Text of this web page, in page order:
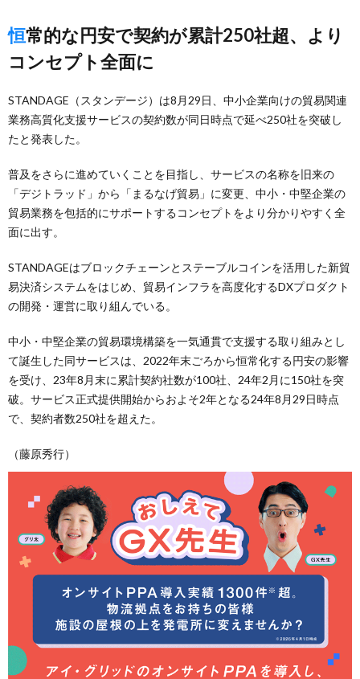
恒常的な円安で契約が累計250社超、より
コンセプト全面に
STANDAGE（スタンデージ）は8月29日、中小企業向けの貿易関連
業務高質化支援サービスの契約数が同日時点で延べ250社を突破し
たと発表した。
普及をさらに進めていくことを目指し、サービスの名称を旧来の
「デジトラッド」から「まるなげ貿易」に変更、中小・中堅企業の
貿易業務を包括的にサポートするコンセプトをより分かりやすく全
面に出す。
STANDAGEはブロックチェーンとステーブルコインを活用した新貿
易決済システムをはじめ、貿易インフラを高度化するDXプロダクト
の開発・運営に取り組んでいる。
中小・中堅企業の貿易環境構築を一気通貫で支援する取り組みとし
て誕生した同サービスは、2022年末ごろから恒常化する円安の影響
を受け、23年8月末に累計契約社数が100社、24年2月に150社を突
破。サービス正式提供開始からおよそ2年となる24年8月29日時点
で、契約者数250社を超えた。
（藤原秀行）